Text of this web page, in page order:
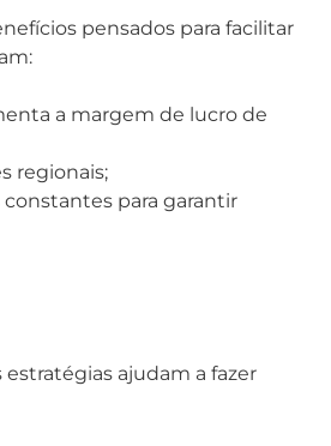
pensados para facilitar
a margem de lucro de
regionais;
para garantir
ajudam a fazer